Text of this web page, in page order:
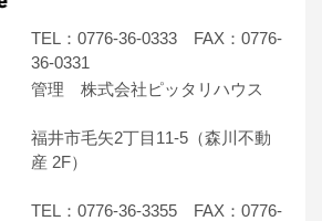
TEL：0776-36-0333 FAX：0776-
36-0331
管理 株式会社ピッタリハウス
福井市毛矢2丁目11-5（森川不動
産 2F）
TEL：0776-36-3355 FAX：0776-